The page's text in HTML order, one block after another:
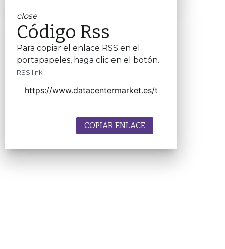
close
Código Rss
Para copiar el enlace RSS en el
portapapeles, haga clic en el botón.
RSS link
COPIAR ENLACE